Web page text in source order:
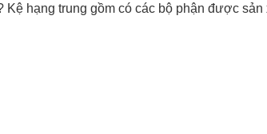
hạng trung gồm có các bộ phận được sản